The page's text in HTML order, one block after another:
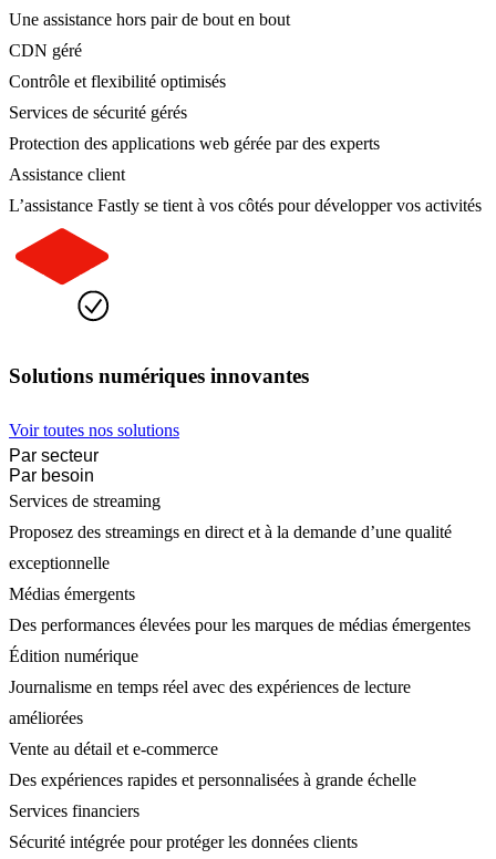
Une assistance hors pair de bout en bout
CDN géré
Contrôle et flexibilité optimisés
Services de sécurité gérés
Protection des applications web gérée par des experts
Assistance client
L’assistance Fastly se tient à vos côtés pour développer vos activités
Solutions numériques innovantes
Voir toutes nos solutions
Par secteur
Par besoin
Services de streaming
Proposez des streamings en direct et à la demande d’une qualité
exceptionnelle
Médias émergents
Des performances élevées pour les marques de médias émergentes
Édition numérique
Journalisme en temps réel avec des expériences de lecture
améliorées
Vente au détail et e-commerce
Des expériences rapides et personnalisées à grande échelle
Services financiers
Sécurité intégrée pour protéger les données clients